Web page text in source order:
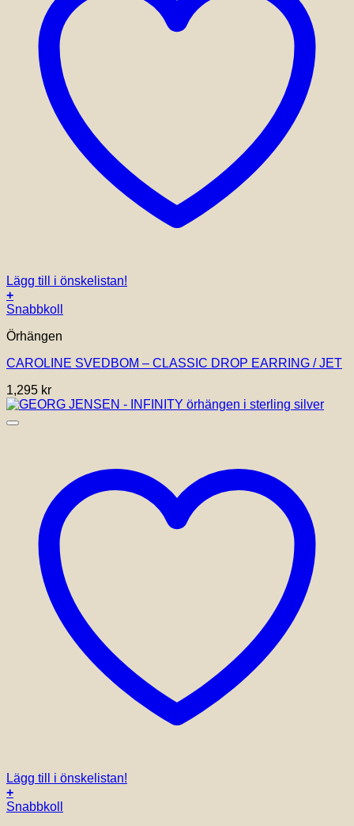
Lägg till i önskelistan!
+
Snabbkoll
Örhängen
CAROLINE SVEDBOM – CLASSIC DROP EARRING / JET
1,295 kr
Lägg till i önskelistan!
+
Snabbkoll